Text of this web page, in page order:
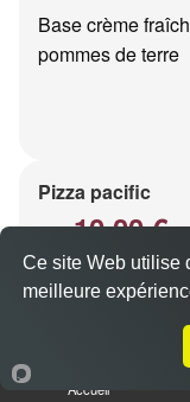
Base crème
pommes de terre
Pizza pacific
Dès10.00 €
Base crème
Accueil
Ce site Web utilise
meilleure